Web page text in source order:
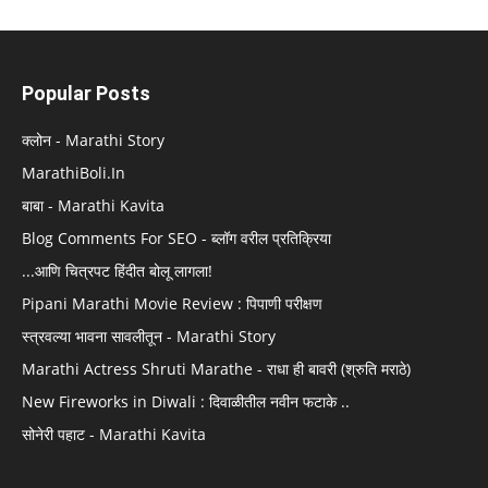
Popular Posts
क्लोन - Marathi Story
MarathiBoli.In
बाबा - Marathi Kavita
Blog Comments For SEO - ब्लॉग वरील प्रतिक्रिया
...आणि चित्रपट हिंदीत बोलू लागला!
Pipani Marathi Movie Review : पिपाणी परीक्षण
स्त्रवल्या भावना सावलीतून - Marathi Story
Marathi Actress Shruti Marathe - राधा ही बावरी (श्रुति मराठे)
New Fireworks in Diwali : दिवाळीतील नवीन फटाके ..
सोनेरी पहाट - Marathi Kavita